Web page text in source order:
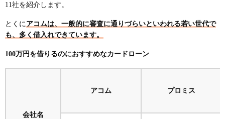
11社を紹介します。
とくに アコムは、一般的に審査に通りづらいといわれる若い世代で
も、多く借入れできています。
100万円を借りるのにおすすめなカードローン
会社名
アコム プロミス